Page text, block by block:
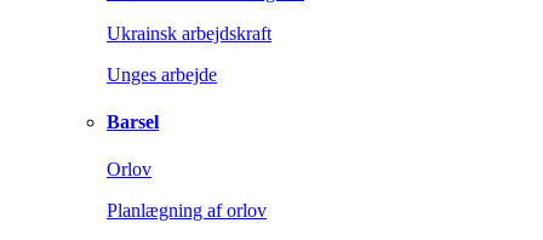
Ukrainsk arbejdskraft
Unges arbejde
Barsel
Orlov
Planlægning af orlov